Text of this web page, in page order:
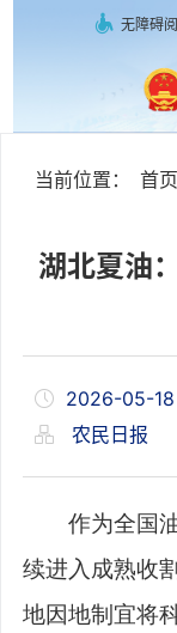
无障碍
当前位置： 首页
湖北夏油
2026-05-18
农民日报
作为全国
续进入成熟收
地因地制宜将